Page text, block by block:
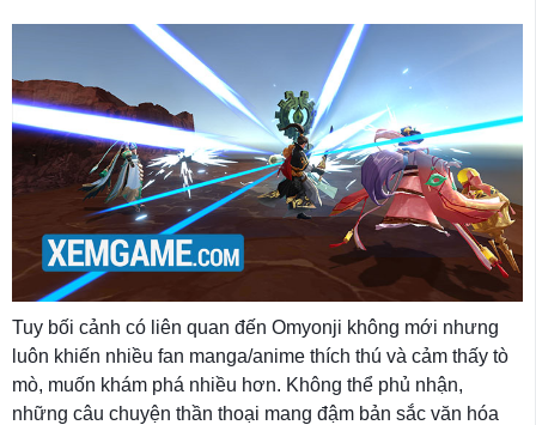
Tuy bối cảnh có liên quan đến Omyonji không mới nhưng
luôn khiến nhiều fan manga/anime thích thú và cảm thấy tò
mò, muốn khám phá nhiều hơn. Không thể phủ nhận,
những câu chuyện thần thoại mang đậm bản sắc văn hóa